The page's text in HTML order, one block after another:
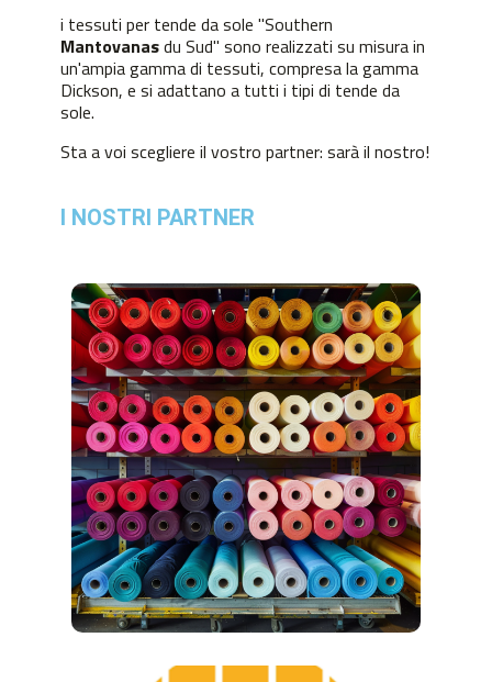
i tessuti per tende da sole "Southern
Mantovanasdu Sud" sono realizzati su misura in
un'ampia gamma di tessuti, compresa la gamma
Dickson, e si adattano a tutti i tipi di tende da
sole.
Sta a voi scegliere il vostro partner: sarà il nostro!
I NOSTRI PARTNER